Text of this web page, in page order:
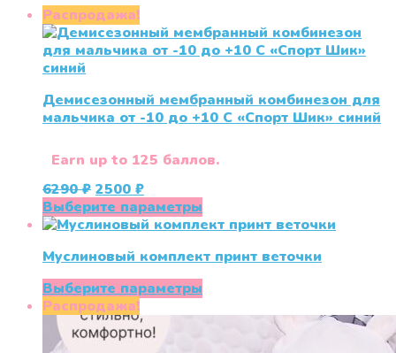
Распродажа!
Демисезонный мембранный комбинезон для
мальчика от -10 до +10 С «Спорт Шик» синий
Earn up to 125 баллов.
6290₽ Первоначальная
цена
составляла
2500₽Текущая
цена:
2500 ₽.
Выберите параметры
товар
несколько
вариаций.
Опции
можно
Муслиновый комплект принт веточки
Выберите параметры
несколько
Распродажа!